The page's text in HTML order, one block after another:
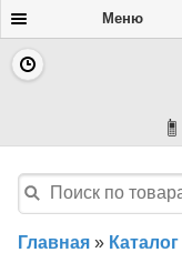
Меню
Главная » Каталог